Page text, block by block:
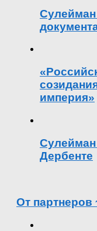
империя»
Дербенте
От партнеров